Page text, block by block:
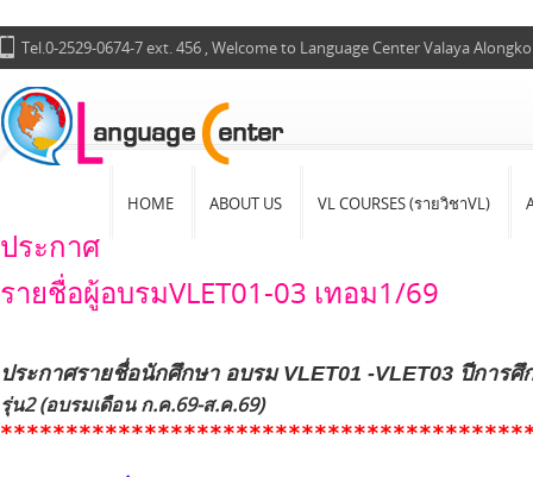
Tel.0-2529-0674-7 ext. 456 , Welcome to Language Center Valaya
HOME ABOUT US VL COURSES (รายวิชาVL)
ประกาศ
รายชื่อผู้อบรมVLET01-03 เทอม1/69
ประกาศรายชื่อนักศึกษา อบรม VLET01 -VLET03 ปีการศึ
รุ่น2 (อบรมเดือน ก.ค.69-ส.ค.69)